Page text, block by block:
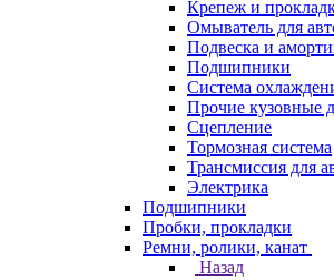
Крепеж и
Омыватель для
Подвеска и
Подшипники
Система
Прочие кузовные
Сцепление
Тормозная система
Трансмиссия для
Электрика
Подшипники
Пробки, прокладки
Ремни, ролики, канат
Назад